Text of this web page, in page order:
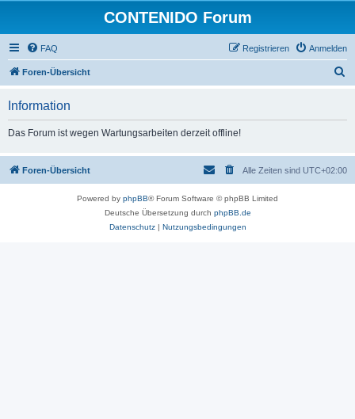
CONTENIDO Forum
FAQ Anmelden
Registrieren
Foren-Übersicht
Information
Das Forum ist wegen Wartungsarbeiten derzeit offline!
Foren-Übersicht Alle Zeiten sind UTC+02:00
Powered by phpBB® Forum Software © phpBB Limited
Deutsche Übersetzung durch phpBB.de
Datenschutz| Nutzungsbedingungen